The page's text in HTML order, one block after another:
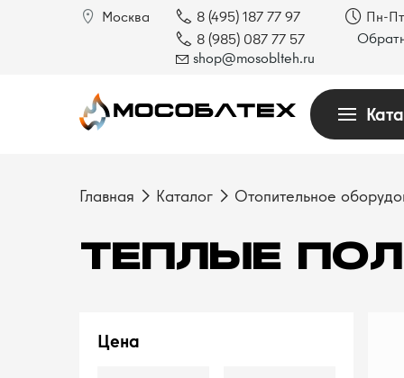
Москва
8 (495) 187 77 97
8 (985) 087 77 57
shop@mosoblteh.ru
Пн-
Главная Каталог Отопительное
Цена
ТЕПЛЫЕ